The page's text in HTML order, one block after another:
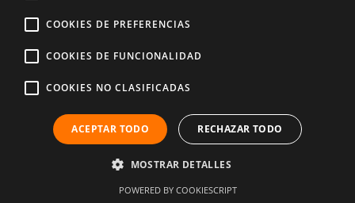
6,40€
Bolsa de 100gr
COOKIES DE PREFERENCIAS
COOKIES DE FUNCIONALIDAD
COOKIES NO CLASIFICADAS
ACEPTAR TODO RECHAZAR TODO
MOSTRAR DETALLES
POWERED BY COOKIESCRIPT